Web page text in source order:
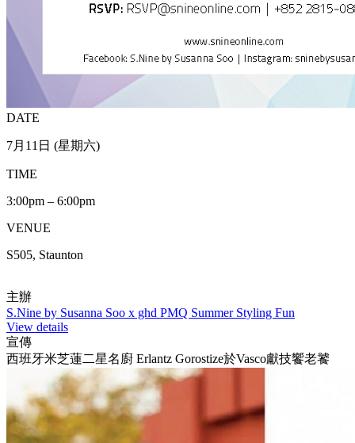
DATE
7月11日 (星期六)
TIME
3:00pm – 6:00pm
VENUE
S505, Staunton
主辦
S.Nine by Susanna Soo x ghd PMQ Summer Styling Fun
View details
宣傳
西班牙米芝蓮二星名廚 Erlantz Gorostize於Vasco獻技饗老饕